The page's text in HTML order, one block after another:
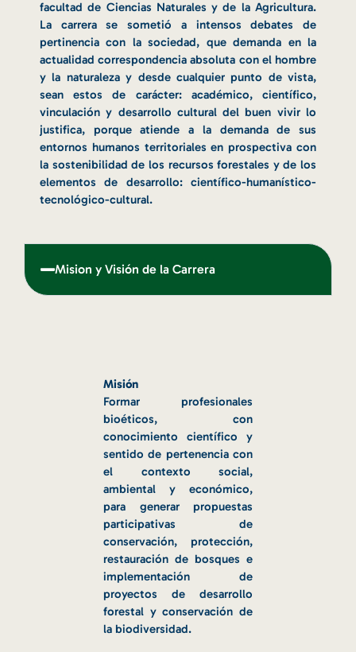
facultad de Ciencias Naturales y de la Agricultura.
La carrera se sometió a intensos debates de
pertinencia con la sociedad, que demanda en la
actualidad correspondencia absoluta con el hombre
y la naturaleza y desde cualquier punto de vista,
sean estos de carácter: académico, científico,
vinculación y desarrollo cultural del buen vivir lo
justifica, porque atiende a la demanda de sus
entornos humanos territoriales en prospectiva con
la sostenibilidad de los recursos forestales y de los
elementos de desarrollo: científico-humanístico-
tecnológico-cultural.
Mision y Visión de la Carrera
Misión
Formar profesionales
bioéticos, con
conocimiento científico y
sentido de pertenencia con
el contexto social,
ambiental y económico,
para generar propuestas
participativas de
conservación, protección,
restauración de bosques e
implementación de
proyectos de desarrollo
forestal y conservación de
la biodiversidad.